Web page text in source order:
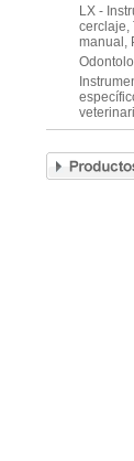
LX -
cerclaje,
manual,